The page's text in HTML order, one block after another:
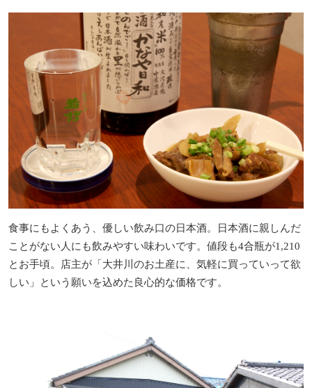
食事にもよくあう、優しい飲み口の日本酒。日本酒に親しんだ
ことがない人にも飲みやすい味わいです。値段も4合瓶が1,210
とお手頃。店主が「大井川のお土産に、気軽に買っていって欲
しい」という願いを込めた良心的な価格です。